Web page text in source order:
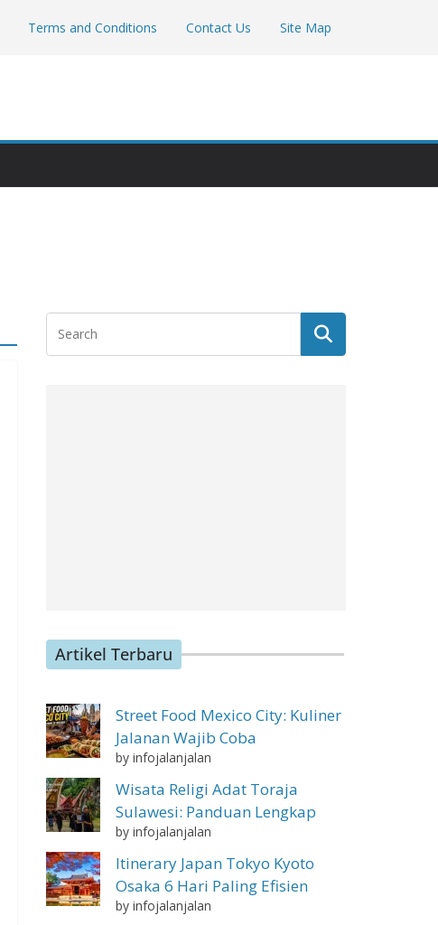
Terms and Conditions Contact Us Site Map
Artikel Terbaru
Street Food Mexico City: Kuliner
Jalanan Wajib Coba
by infojalanjalan
Wisata Religi Adat Toraja
Sulawesi: Panduan Lengkap
by infojalanjalan
Itinerary Japan Tokyo Kyoto
Osaka 6 Hari Paling Efisien
by infojalanjalan